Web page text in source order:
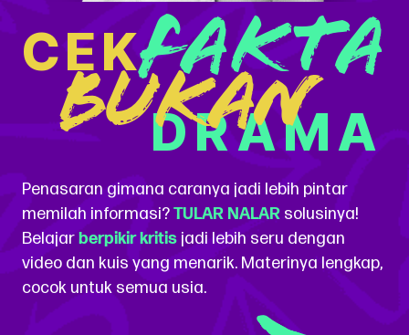
CEKFakta
DRAMA
Bukan
Penasaran gimana caranya jadi lebih pintar
memilah informasi?TULAR NALAR solusinya!
Belajar berpikir kritis jadi lebih seru dengan
video dan kuis yang menarik. Materinya lengkap,
cocok untuk semua usia.